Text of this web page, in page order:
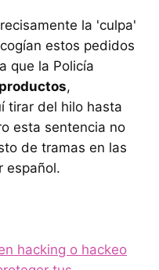
la 'culpa'
estos pedidos
que la Policía
,
tirar del hilo hasta
esta sentencia no
de tramas en las
español.
hacking o hackeo